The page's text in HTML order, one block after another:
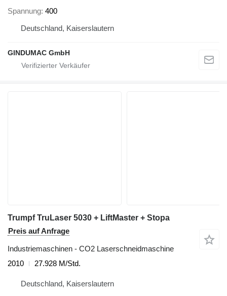
Spannung 400
Deutschland, Kaiserslautern
GINDUMAC GmbH
Trumpf TruLaser 5030 + LiftMaster + Stopa
Preis auf Anfrage
Industriemaschinen - CO2 Laserschneidmaschine
2010
27.928 M/Std.
Deutschland, Kaiserslautern